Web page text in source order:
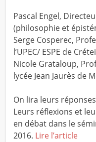
Pascal Engel,
(philosophie et
Serge Cosperec,
l’UPEC/ ESPE de
Nicole Grataloup,
lycée Jean Jaurès de
On lira leurs
Leurs réflexions et
en débat dans le
2016. Lire l’article